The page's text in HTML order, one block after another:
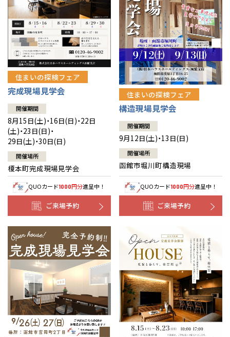
CMギャラリー
採用情報
住まいの探検フェア
完成現場見学会
開催期間
8月15日(土)・16日(日)・22日
(土)・23日(日)・
29日(土)・30日(日)
開催場所
榎本町完成現場見学会
QUOカード1000円分進呈中！
ご来場予約
住まいの探検フェア
構造現場見学会
開催期間
9月12日(土)・13日(日)
開催場所
函館市堀川町構造現場
QUOカード1000円分進呈中！
ご来場予約